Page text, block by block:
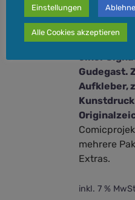
Signatur
Künstler
einer
Gudegast.
Aufkleber,
mehrere
Extras.
inkl. 7 %
Einstellungen
Alle Cookies akzeptieren